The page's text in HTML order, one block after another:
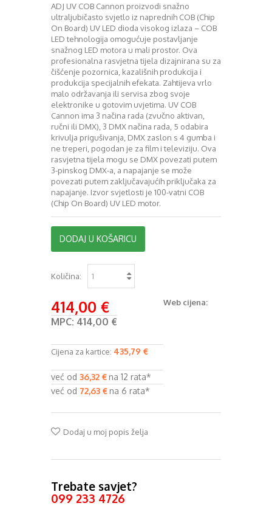
ADJ UV COB Cannon proizvodi snažno
ultraljubičasto svjetlo iz naprednih COB (Chip
On Board) UV LED dioda visokog izlaza – COB
LED tehnologija omogućuje postavljanje
snažnog LED motora u mali prostor. Ova
profesionalna rasvjetna tijela dizajnirana su za
čišćenje pozornica, kazališnih produkcija i
produkcija specijalnih efekata. Zahtijeva vrlo
malo održavanja ili servisa zbog svoje
elektronike u gotovim uvjetima. UV COB
Cannon ima 3 načina rada (zvučno aktivan,
ručni ili DMX), 3 DMX načina rada, 5 odabira
krivulja prigušivanja, DMX zaslon s 4 gumba i
ne treperi, pogodan je za film i televiziju. Ova
rasvjetna tijela mogu se DMX povezati putem
3-pinskog DMX-a, a napajanje se može
povezati putem zaključavajućih priključaka za
napajanje. Izvor svjetlosti je 100-vatni COB
(Chip On Board) UV LED motor.
DODAJ U KOŠARICU
Količina:
Web cijena:
414,00 €
MPC: 414,00 €
Cijena za kartice: 435,79 €
već od 36,32 €na 12 rata*
već od 72,63 €na 6 rata*
Dodaj u moj popis želja
Trebate savjet?
099 233 4726